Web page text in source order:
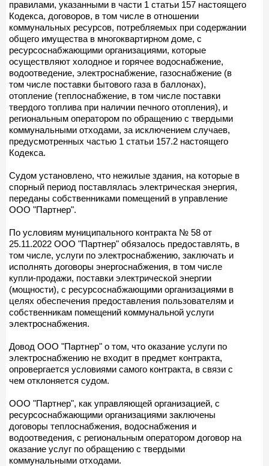
правилами, указанными в части 1 статьи 157 настоящего
Кодекса, договоров, в том числе в отношении
коммунальных ресурсов, потребляемых при содержании
общего имущества в многоквартирном доме, с
ресурсоснабжающими организациями, которые
осуществляют холодное и горячее водоснабжение,
водоотведение, электроснабжение, газоснабжение (в
том числе поставки бытового газа в баллонах),
отопление (теплоснабжение, в том числе поставки
твердого топлива при наличии печного отопления), и
региональным оператором по обращению с твердыми
коммунальными отходами, за исключением случаев,
предусмотренных частью 1 статьи 157.2 настоящего
Кодекса.
Судом установлено, что нежилые здания, на которые в
спорный период поставлялась электрическая энергия,
переданы собственниками помещений в управление
ООО "Партнер".
По условиям муниципального контракта № 58 от
25.11.2022 ООО "Партнер" обязалось предоставлять, в
том числе, услуги по электроснабжению, заключать и
исполнять договоры энергоснабжения, в том числе
купли-продажи, поставки электрической энергии
(мощности), с ресурсоснабжающими организациями в
целях обеспечения предоставления пользователям и
собственникам помещений коммунальной услуги
электроснабжения.
Довод ООО "Партнер" о том, что оказание услуги по
электроснабжению не входит в предмет контракта,
опровергается условиями самого контракта, в связи с
чем отклоняется судом.
ООО "Партнер", как управляющей организацией, с
ресурсоснабжающими организациями заключены
договоры теплоснабжения, водоснабжения и
водоотведения, с региональным оператором договор на
оказание услуг по обращению с твердыми
коммунальными отходами.